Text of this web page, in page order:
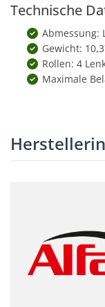
Technische
Abmessung:
Gewicht:
Rollen: 4
Maximale